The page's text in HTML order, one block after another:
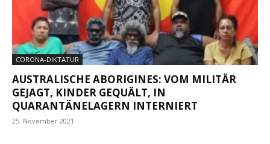
CORONA-DIKTATUR
AUSTRALISCHE ABORIGINES: VOM MILITÄR
GEJAGT, KINDER GEQUÄLT, IN
QUARANTÄNELAGERN INTERNIERT
25. November 2021